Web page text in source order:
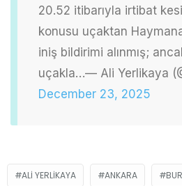
20.52 itibarıyla irtibat
konusu uçaktan
iniş bildirimi alınmış;
uçakla…— Ali Yerlikaya
December 23, 2025
ALI YERLIKAYA ANKARA